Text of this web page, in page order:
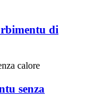
di
senza